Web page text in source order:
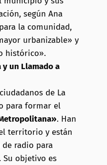
según Ana
la comunidad,
urbanizable» y
histórico».
un Llamado a
de La
para formar el
. Han
territorio y están
radio para
objetivo es